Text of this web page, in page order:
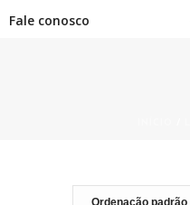
Fale conosco